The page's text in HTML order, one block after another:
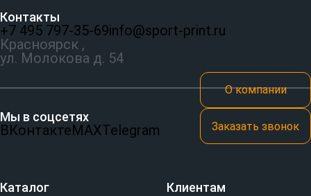
Контакты
+7 495 797‑35-69info@sport-print.ru
Красноярск ,
ул. Молокова д. 54
Мы в соцсетях
ВКонтактеMAXTelegram
О компании
Заказать звонок
Каталог Клиентам